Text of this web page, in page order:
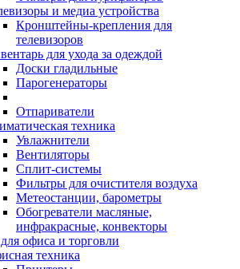
и медиа устройства
Кронштейны-крепления для
телевизоров
для ухода за одеждой
Доски гладильные
Парогенераторы
Отпариватели
техника
Увлажнители
Вентиляторы
Сплит-системы
Фильтры для очистителя воздуха
Метеостанции, барометры
Обогреватели масляные,
инфракрасные, конвекторы
офиса и торговли
техника